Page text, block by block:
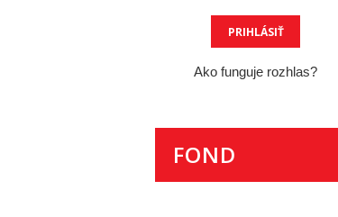
Ako funguje rozhlas?
FOND